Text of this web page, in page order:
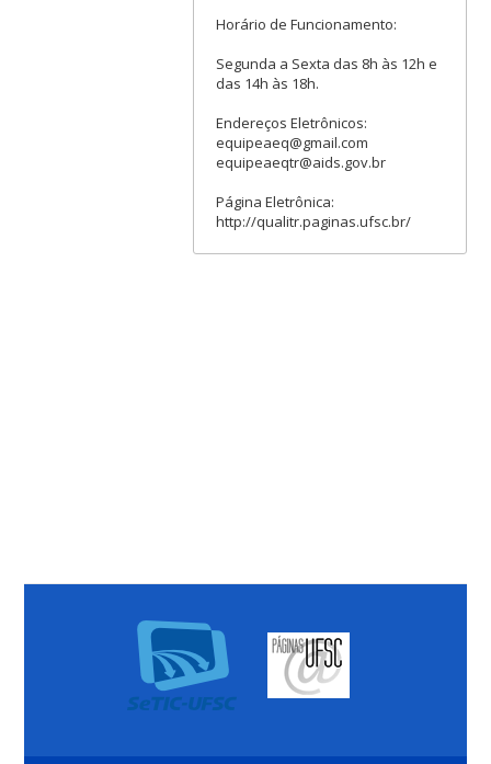
Horário de Funcionamento:
Segunda a Sexta das 8h às 12h e
das 14h às 18h.
Endereços Eletrônicos:
equipeaeq@gmail.com
equipeaeqtr@aids.gov.br
Página Eletrônica:
http://qualitr.paginas.ufsc.br/